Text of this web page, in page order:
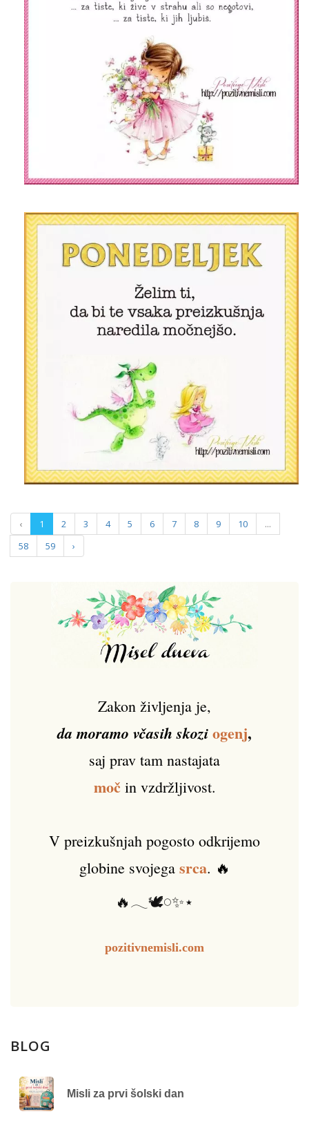
‹ 1 2 3 4 5 6 7 8 9 10
...
58
59 ›
Zakon življenja je,
da moramo včasih skoziogenj,
saj prav tam nastajata
močin vzdržljivost.
V preizkušnjah pogosto odkrijemo
globine svojega srca. 🔥
🔥𓂃🕊️𓏸✨⋆
pozitivnemisli.com
BLOG
Misli za prvi šolski dan